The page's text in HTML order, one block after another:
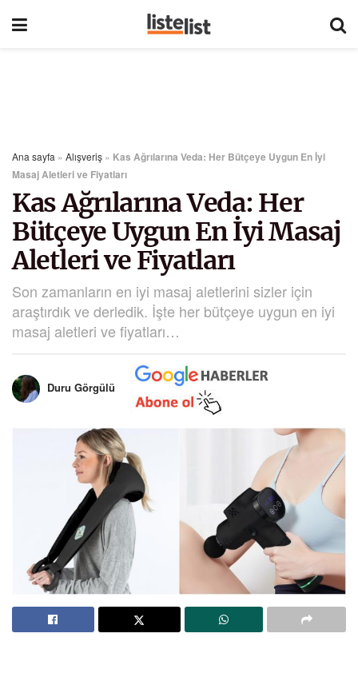
Ana sayfa » Alışveriş » Kas Ağrılarına Veda: Her Bütçeye Uygun En İyi
Masaj Aletleri ve Fiyatları
Kas Ağrılarına Veda: Her
Bütçeye Uygun En İyi Masaj
Aletleri ve Fiyatları
Son zamanların en iyi masaj aletlerini sizler için
araştırdık ve derledik. İşte her bütçeye uygun en iyi
masaj aletleri ve fiyatları…
Duru Görgülü